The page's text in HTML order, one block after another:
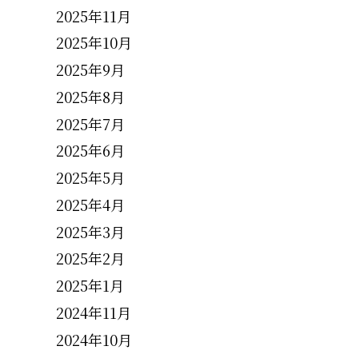
2025年11月
2025年10月
2025年9月
2025年8月
2025年7月
2025年6月
2025年5月
2025年4月
2025年3月
2025年2月
2025年1月
2024年11月
2024年10月